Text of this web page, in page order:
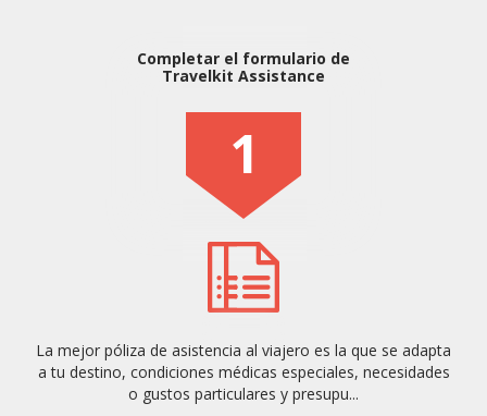
Completar el formulario de
Travelkit Assistance
1
La mejor póliza de asistencia al viajero es la que se adapta
a tu destino, condiciones médicas especiales, necesidades
o gustos particulares y presupu...